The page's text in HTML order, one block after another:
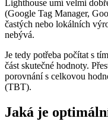
Lighthouse umí velmi
(Google Tag Manager,
častých nebo lokálních
nebývá.
Je tedy potřeba počítat s
část skutečné hodnoty.
porovnání s celkovou
(TBT).
Jaká je